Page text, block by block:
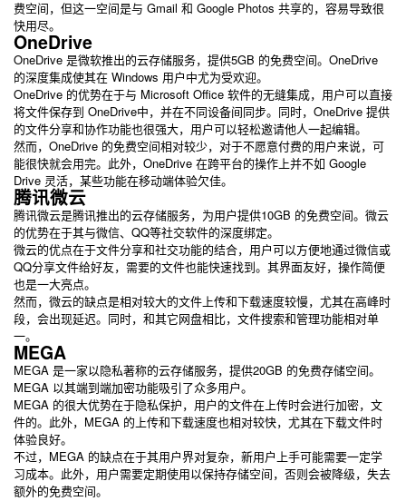
费空间，但这一空间是与 Gmail 和 Google Photos 共享的，容易导致很
快用尽。
OneDrive
OneDrive 是微软推出的云存储服务，提供5GB 的免费空间。OneDrive
的深度集成使其在 Windows 用户中尤为受欢迎。
OneDrive 的优势在于与 Microsoft Office 软件的无缝集成，用户可以直接
将文件保存到 OneDrive中，并在不同设备间同步。同时，OneDrive 提供
的文件分享和协作功能也很强大，用户可以轻松邀请他人一起编辑。
然而，OneDrive 的免费空间相对较少，对于不愿意付费的用户来说，可
能很快就会用完。此外，OneDrive 在跨平台的操作上并不如 Google
Drive 灵活，某些功能在移动端体验欠佳。
腾讯微云
腾讯微云是腾讯推出的云存储服务，为用户提供10GB 的免费空间。微云
的优势在于其与微信、QQ等社交软件的深度绑定。
微云的优点在于文件分享和社交功能的结合，用户可以方便地通过微信或
QQ分享文件给好友，需要的文件也能快速找到。其界面友好，操作简便
也是一大亮点。
然而，微云的缺点是相对较大的文件上传和下载速度较慢，尤其在高峰时
段，会出现延迟。同时，和其它网盘相比，文件搜索和管理功能相对单
一。
MEGA
MEGA 是一家以隐私著称的云存储服务，提供20GB 的免费存储空间。
MEGA 以其端到端加密功能吸引了众多用户。
MEGA 的很大优势在于隐私保护，用户的文件在上传时会进行加密，文
件的。此外，MEGA 的上传和下载速度也相对较快，尤其在下载文件时
体验良好。
不过，MEGA 的缺点在于其用户界对复杂，新用户上手可能需要一定学
习成本。此外，用户需要定期使用以保持存储空间，否则会被降级，失去
额外的免费空间。